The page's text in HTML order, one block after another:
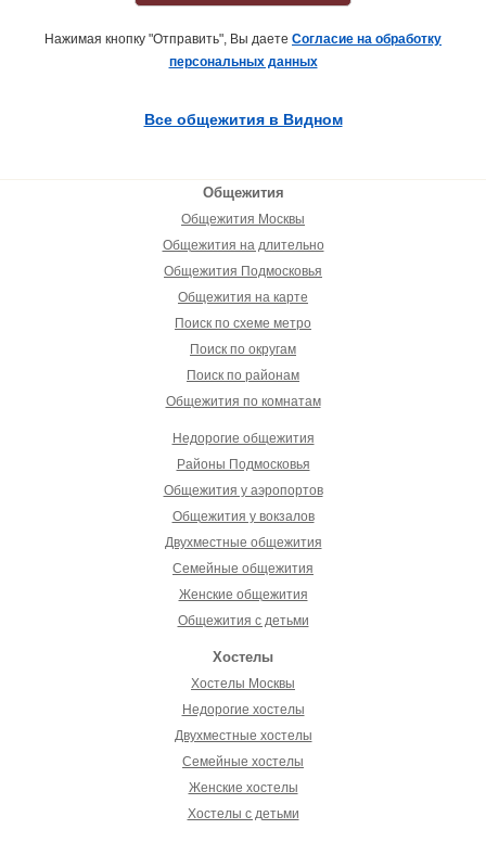
Нажимая кнопку "Отправить", Вы даете Согласие на обработку
персональных данных
Все общежития в Видном
Общежития
Общежития Москвы
Общежития на длительно
Общежития Подмосковья
Общежития на карте
Поиск по схеме метро
Поиск по округам
Поиск по районам
Общежития по комнатам
Недорогие общежития
Районы Подмосковья
Общежития у аэропортов
Общежития у вокзалов
Двухместные общежития
Семейные общежития
Женские общежития
Общежития с детьми
Хостелы
Хостелы Москвы
Недорогие хостелы
Двухместные хостелы
Семейные хостелы
Женские хостелы
Хостелы с детьми